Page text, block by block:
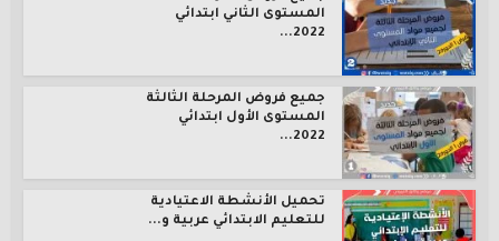
المستوى الثاني ابتدائي
2022...
جميع فروض المرحلة الثالثة
المستوى الأول ابتدائي
2022...
تحميل الأنشطة الاعتيادية
للتعليم الابتدائي عربية و...